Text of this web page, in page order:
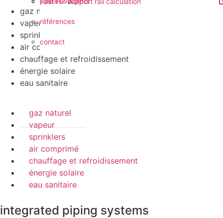
références
contact
gaz naturel
vapeur
sprinklers
air comprimé
chauffage et refroidissement
énergie solaire
eau sanitaire
gaz naturel
vapeur
sprinklers
air comprimé
chauffage et refroidissement
énergie solaire
eau sanitaire
integrated piping systems